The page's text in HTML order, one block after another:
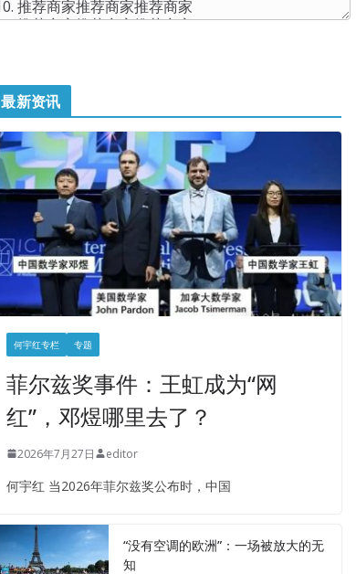
最新资讯
何宇红专栏 专题
菲尔兹奖事件：王虹成为“网
红”，邓煜哪里去了？
2026年7月27日 editor
何宇红 当2026年菲尔兹奖公布时，中国
“没有空调的欧洲”：一场被放大的无
知